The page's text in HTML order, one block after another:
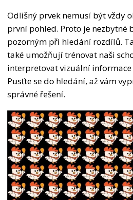
Odlišný prvek nemusí být vždy
první pohled. Proto je nezbytné
pozorným při hledání rozdílů.
také umožňují trénovat naši
interpretovat vizuální informace
Pusťte se do hledání, až vám
správné řešení.